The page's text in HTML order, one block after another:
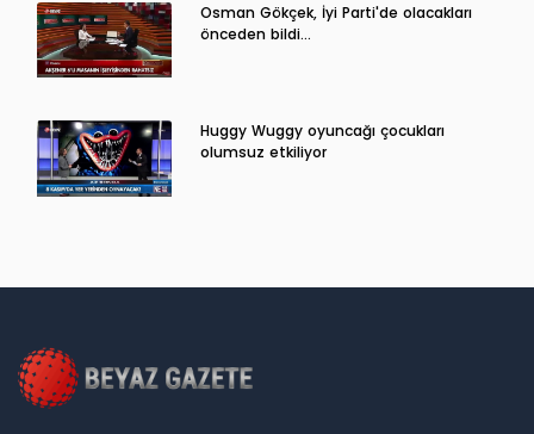
Osman Gökçek, İyi Parti'de olacakları
önceden bildi...
Huggy Wuggy oyuncağı çocukları
olumsuz etkiliyor